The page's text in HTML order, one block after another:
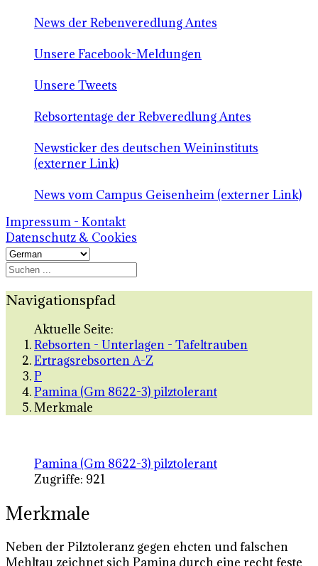
News der Rebenveredlung Antes
Unsere Facebook-Meldungen
Unsere Tweets
Rebsortentage der Rebveredlung Antes
Newsticker des deutschen Weininstituts
(externer Link)
News vom Campus Geisenheim (externer Link)
Impressum - Kontakt
Datenschutz & Cookies
Navigationspfad
Aktuelle Seite:
Rebsorten - Unterlagen - Tafeltrauben
Ertragsrebsorten A-Z
P
Pamina (Gm 8622-3) pilztolerant
Merkmale
Pamina (Gm 8622-3) pilztolerant
Zugriffe: 921
Merkmale
Neben der Pilztoleranz gegen ehcten und falschen
Mehltau zeichnet sich Pamina durch eine recht feste